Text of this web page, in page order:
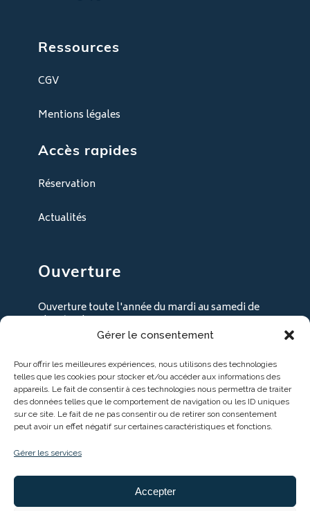
Gérer le consentement
Pour offrir les meilleures expériences, nous utilisons des technologies
telles que les cookies pour stocker et/ou accéder aux informations des
appareils. Le fait de consentir à ces technologies nous permettra de traiter
des données telles que le comportement de navigation ou les ID uniques
sur ce site. Le fait de ne pas consentir ou de retirer son consentement
peut avoir un effet négatif sur certaines caractéristiques et fonctions.
Gérer les services
Accepter
Ressources
CGV
Mentions légales
Accès rapides
Réservation
Actualités
Ouverture
Ouverture toute l'année du mardi au samedi de
9h30 à 18h30
Entreprise soutenue par :